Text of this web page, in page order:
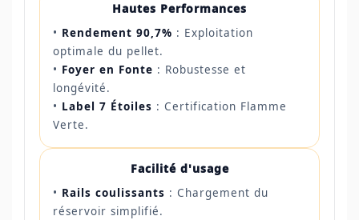
Hautes Performances
• Rendement 90,7% : Exploitation
optimale du pellet.
• Foyer en Fonte : Robustesse et
longévité.
• Label 7 Étoiles : Certification Flamme
Verte.
Facilité d'usage
• Rails coulissants : Chargement du
réservoir simplifié.